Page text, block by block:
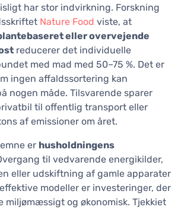
har stor indvirkning. Forskning
Nature Food viste, at
eller overvejende
reducerer det individuelle
med mad med 50–75 %. Det er
ingen affaldssortering kan
nogen måde. Tilsvarende sparer
til offentlig transport eller
af emissioner om året.
er husholdningens
til vedvarende energikilder,
eller udskiftning af gamle apparater
modeller er investeringer, der
miljømæssigt og økonomisk. Tjekkiet